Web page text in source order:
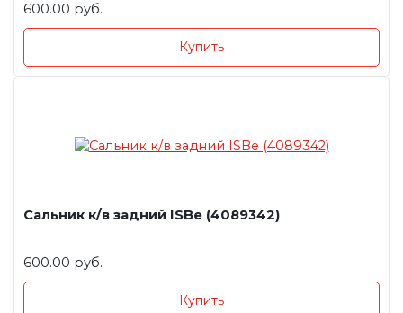
600.00 руб.
Купить
Сальник к/в задний ISBe (4089342)
600.00 руб.
Купить